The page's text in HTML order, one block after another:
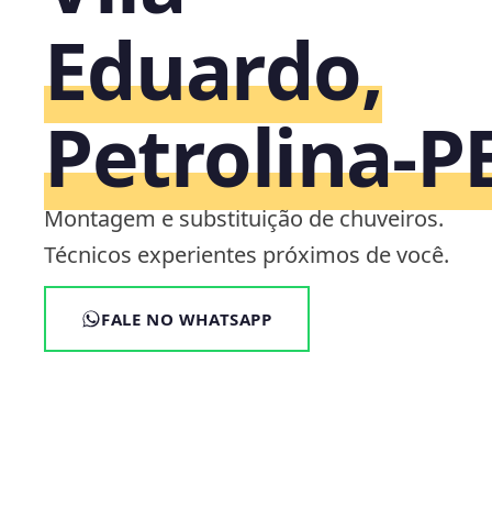
Eduardo,
Montagem e substituição de chuveiros.
Técnicos experientes próximos de você.
FALE NO WHATSAPP